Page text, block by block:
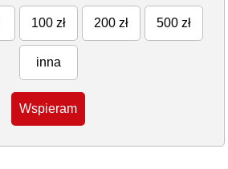
100 zł 200 zł 500 zł
inna
Wspieram